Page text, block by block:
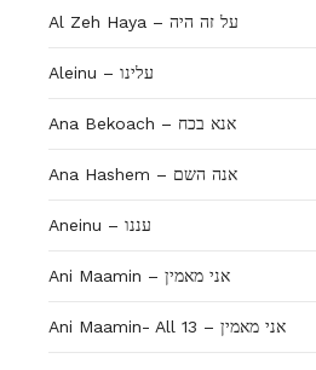
Al Zeh Haya – על זה היה
Aleinu – עלינו
Ana Bekoach – אנא בכח
Ana Hashem – אנה השם
Aneinu – עננו
Ani Maamin – אני מאמין
Ani Maamin- All 13 – אני מאמין